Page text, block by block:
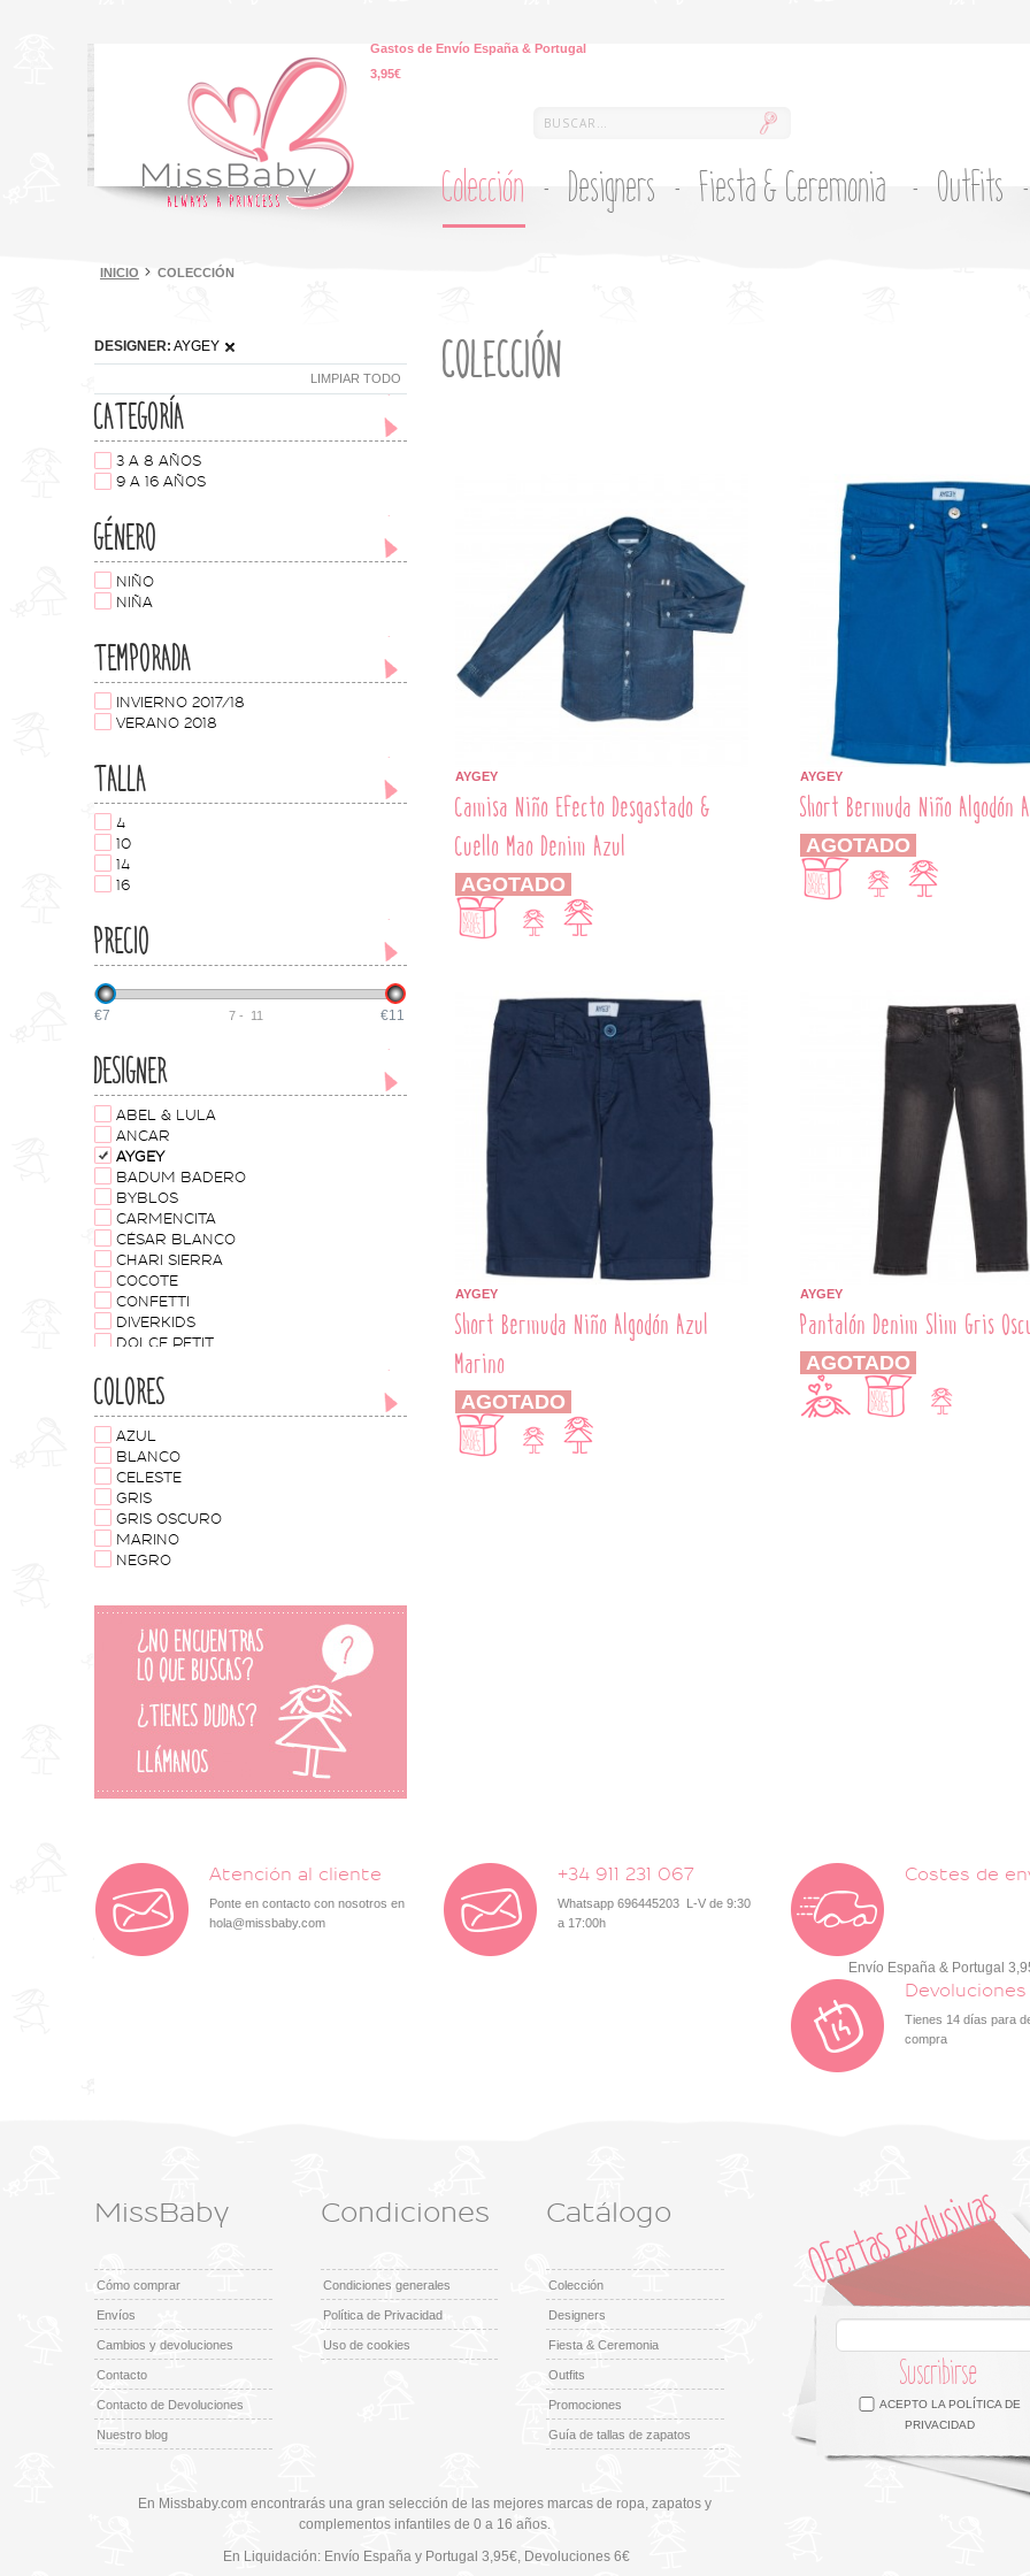
Gastos de Envío España & Portugal
3,95€
Colección Designers Fiesta & Ceremonia Outfits
INICIO COLECCIÓN
DESIGNER: AYGEY
LIMPIAR TODO
CATEGORÍA
3 A 8 AÑOS
9 A 16 AÑOS
GÉNERO
NIÑO
NIÑA
TEMPORADA
INVIERNO 2017/18
VERANO 2018
TALLA
4
10
14
16
PRECIO
€7 €11
7- 11
DESIGNER
ABEL & LULA
ANCAR
AYGEY
BADUM BADERO
BYBLOS
CARMENCITA
CÉSAR BLANCO
CHARI SIERRA
COCOTE
CONFETTI
DIVERKIDS
DOLCE PETIT
FOQUE
J.V. JOSÉ VARÓN
ROCHY
COLORES
AZUL
BLANCO
CELESTE
GRIS
GRIS OSCURO
MARINO
NEGRO
COLECCIÓN
AYGEY
Camisa Niño Efecto Desgastado &
Cuello Mao Denim Azul
AGOTADO
AYGEY
Short Bermuda Niño Algodón
AGOTADO
AYGEY
Short Bermuda Niño Algodón Azul
Marino
AGOTADO
AYGEY
Pantalón Denim Slim Gris
AGOTADO
Atención al cliente
Ponte en contacto con nosotros en
hola@missbaby.com
+34 911 231 067
Whatsapp 696445203 L-V de 9:30
a 17:00h
Costes de
Envío España & Portugal
Devoluciones
Tienes 14 días para
compra
MissBaby
Cómo comprar
Envíos
Cambios y devoluciones
Contacto
Contacto de Devoluciones
Nuestro blog
Condiciones
Condiciones generales
Política de Privacidad
Uso de cookies
Catálogo
Colección
Designers
Fiesta & Ceremonia
Outfits
Promociones
Guía de tallas de zapatos
En Missbaby.com encontrarás una gran selección de las mejores marcas de ropa, zapatos y
complementos infantiles de 0 a 16 años.
En Liquidación: Envío España y Portugal 3,95€, Devoluciones 6€
Suscribirse
ACEPTO LAPOLÍTICA DE
PRIVACIDAD
Facebook Twitter Google +